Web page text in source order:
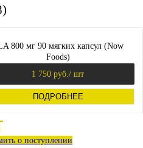
800 мг 90 мягких капсул (Now
Foods)
1 750 руб. / шт
ПОДРОБНЕЕ
о поступлении